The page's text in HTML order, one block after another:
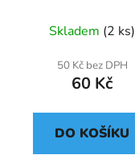
Skladem (2 ks)
50 Kč bez DPH
60 Kč
DO KOŠÍKU